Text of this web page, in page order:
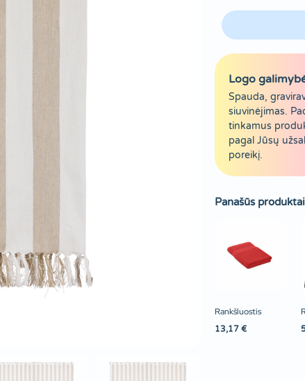
Logo
Spauda,
siuvinėjimas.
tinkamus
pagal Jūsų
poreikį.
Panašūs produktai
Rankšluostis
13,17 €